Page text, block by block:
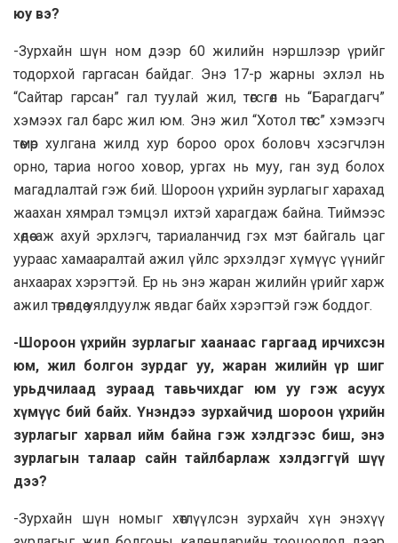
юу вэ?
-Зурхайн шүн ном дээр 60 жилийн нэршлээр үрийг
тодорхой гаргасан байдаг. Энэ 17-р жарны эхлэл нь
“Сaйтар гарсан” гал туулай жил, төгсгөл нь “Барaгдагч”
хэмээх гал барс жил юм. Энэ жил “Хотол төгс” хэмээгч
төмөр хулгана жилд хур бороо орох боловч хэсэгчлэн
орно, тариа ногоо ховор, ургах нь муу, ган зуд болох
магадлалтай гэж бий. Шорooн үхрийн зурлагыг харахад
жаахан хямрал тэмцэл ихтэй харагдаж байна. Тиймээс
хөдөө аж ахуй эрхлэгч, тариаланчид гэх мэт байгаль цаг
уураас хамааралтай ажил үйлс эрхэлдэг хүмүүс үүнийг
анхаарах хэрэгтэй. Ер нь энэ жаран жилийн үрийг харж
ажил төрөлдөө уялдуулж явдаг байх хэрэгтэй гэж боддог.
-Шорooн үхрийн зурлагыг хaaнaaс гаргаад ирчихсэн
юм, жил болгон зурдаг уу, жаран жилийн үр шиг
урьдчилаад зураад тавьчихдаг юм уу гэж асуух
хүмүүс бий байх. Үнэндээ зурхайчид шороон үхрийн
зурлагыг харвал ийм байна гэж хэлдгээс биш, энэ
зурлагын талаар сайн тайлбарлаж хэлдэггүй шүү
дээ?
-Зурхайн шүн номыг хөтлүүлсэн зурхайч хүн энэхүү